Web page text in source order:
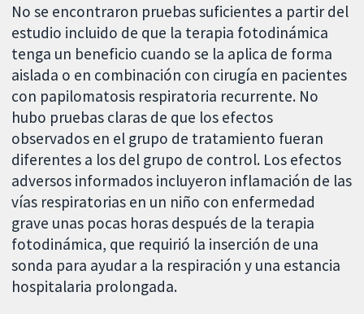
No se encontraron pruebas suficientes a partir del
estudio incluido de que la terapia fotodinámica
tenga un beneficio cuando se la aplica de forma
aislada o en combinación con cirugía en pacientes
con papilomatosis respiratoria recurrente. No
hubo pruebas claras de que los efectos
observados en el grupo de tratamiento fueran
diferentes a los del grupo de control. Los efectos
adversos informados incluyeron inflamación de las
vías respiratorias en un niño con enfermedad
grave unas pocas horas después de la terapia
fotodinámica, que requirió la inserción de una
sonda para ayudar a la respiración y una estancia
hospitalaria prolongada.